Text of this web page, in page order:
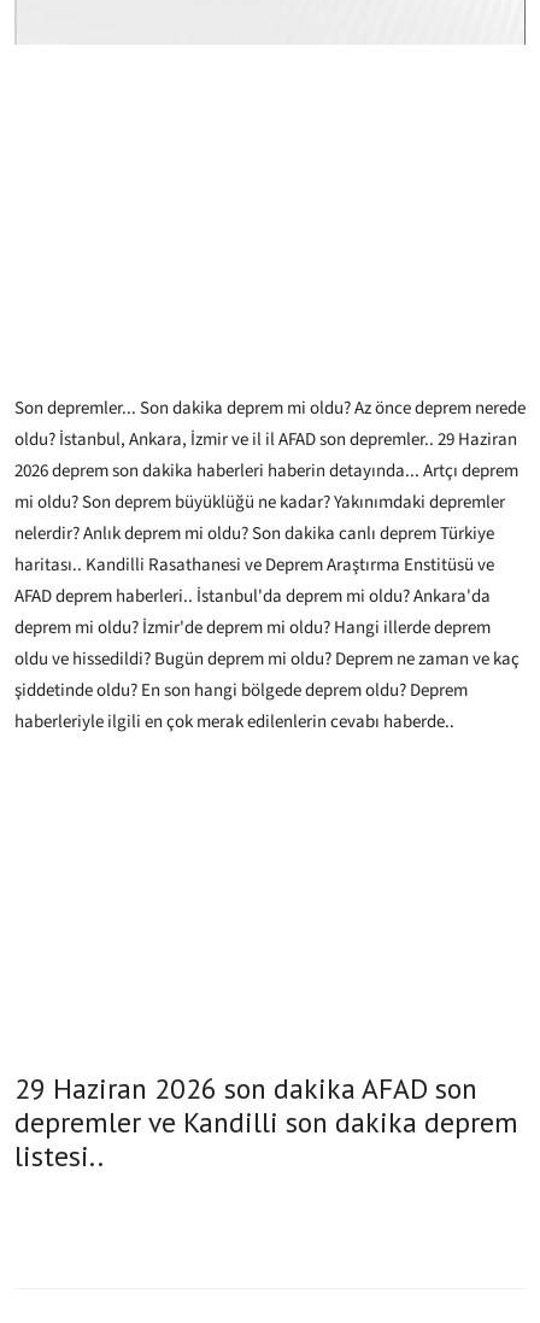
Son depremler... Son dakika deprem mi oldu? Az önce deprem nerede
oldu? İstanbul, Ankara, İzmir ve il il AFAD son depremler.. 29 Haziran
2026 deprem son dakika haberleri haberin detayında... Artçı deprem
mi oldu? Son deprem büyüklüğü ne kadar? Yakınımdaki depremler
nelerdir? Anlık deprem mi oldu? Son dakika canlı deprem Türkiye
haritası.. Kandilli Rasathanesi ve Deprem Araştırma Enstitüsü ve
AFAD deprem haberleri.. İstanbul'da deprem mi oldu? Ankara'da
deprem mi oldu? İzmir'de deprem mi oldu? Hangi illerde deprem
oldu ve hissedildi? Bugün deprem mi oldu? Deprem ne zaman ve kaç
şiddetinde oldu? En son hangi bölgede deprem oldu? Deprem
haberleriyle ilgili en çok merak edilenlerin cevabı haberde..
29 Haziran 2026 son dakika AFAD son
depremler ve Kandilli son dakika deprem
listesi..